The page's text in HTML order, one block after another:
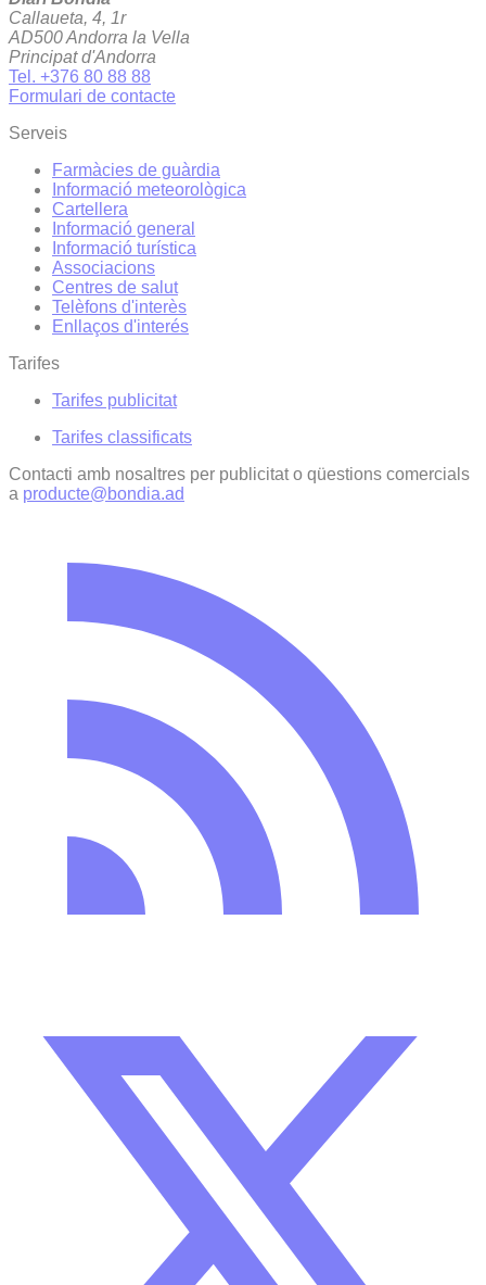
Callaueta, 4, 1r
AD500 Andorra la Vella
Principat d'Andorra
Tel. +376 80 88 88
Formulari de contacte
Serveis
Farmàcies de guàrdia
Informació meteorològica
Cartellera
Informació general
Informació turística
Associacions
Centres de salut
Telèfons d'interès
Enllaços d'interés
Tarifes
Tarifes publicitat
Tarifes classificats
Contacti amb nosaltres per publicitat o qüestions comercials
a producte@bondia.ad